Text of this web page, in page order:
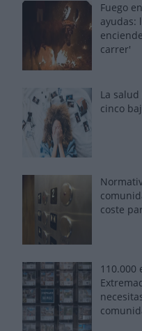
Fuego
ayudas:
carrer'
La
cinco
coste
110.000